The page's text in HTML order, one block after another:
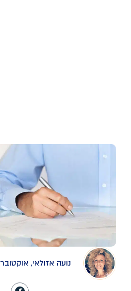
נועה אזולאי, אוקטובר 24, 2025